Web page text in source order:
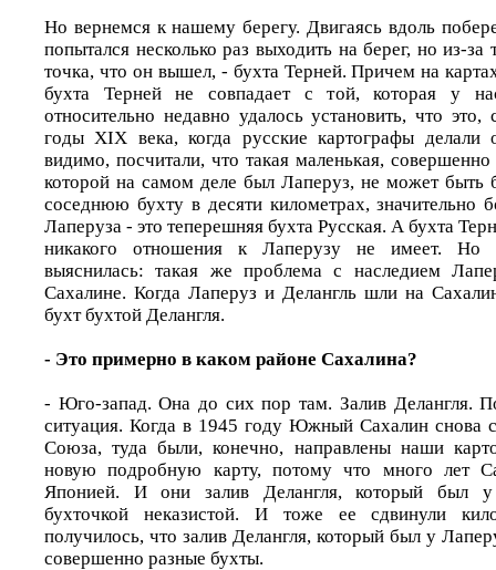
Но вернемся к нашему берегу. Двигаясь вдоль
попытался несколько раз выходить на берег, но из-
точка, что он вышел, - бухта Терней. Причем на
бухта Терней не совпадает с той, которая у
относительно недавно удалось установить, что
годы XIX века, когда русские картографы делали
видимо, посчитали, что такая маленькая, совершенно
которой на самом деле был Лаперуз, не может быть
соседнюю бухту в десяти километрах, значительно
Лаперуза - это теперешняя бухта Русская. А бухта
никакого отношения к Лаперузу не имеет. Но
выяснилась: такая же проблема с наследием
Сахалине. Когда Лаперуз и Делангль шли на
бухт бухтой Делангля.
- Это примерно в каком районе Сахалина?
- Юго-запад. Она до сих пор там. Залив Делангля.
ситуация. Когда в 1945 году Южный Сахалин снова
Союза, туда были, конечно, направлены наши
новую подробную карту, потому что много лет
Японией. И они залив Делангля, который был у
бухточкой неказистой. И тоже ее сдвинули
получилось, что залив Делангля, который был у
совершенно разные бухты.